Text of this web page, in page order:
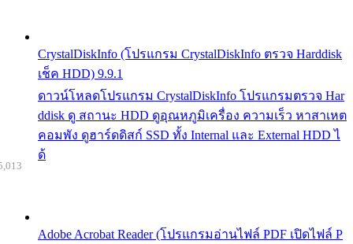
CrystalDiskInfo (โปรแกรม CrystalDiskInfo ตรวจ Harddisk
เช็ค HDD) 9.9.1
ดาวน์โหลดโปรแกรม CrystalDiskInfo โปรแกรมตรวจ Har
ddisk ดู สถานะ HDD ดูอุณหภูมิเครื่อง ความเร็ว หาสาเหต
คอมพัง ดูฮาร์ดดิสก์ SSD ทั้ง Internal และ External HDD ไ
ด้
Adobe Acrobat Reader (โปรแกรมอ่านไฟล์ PDF เปิดไฟล์ P